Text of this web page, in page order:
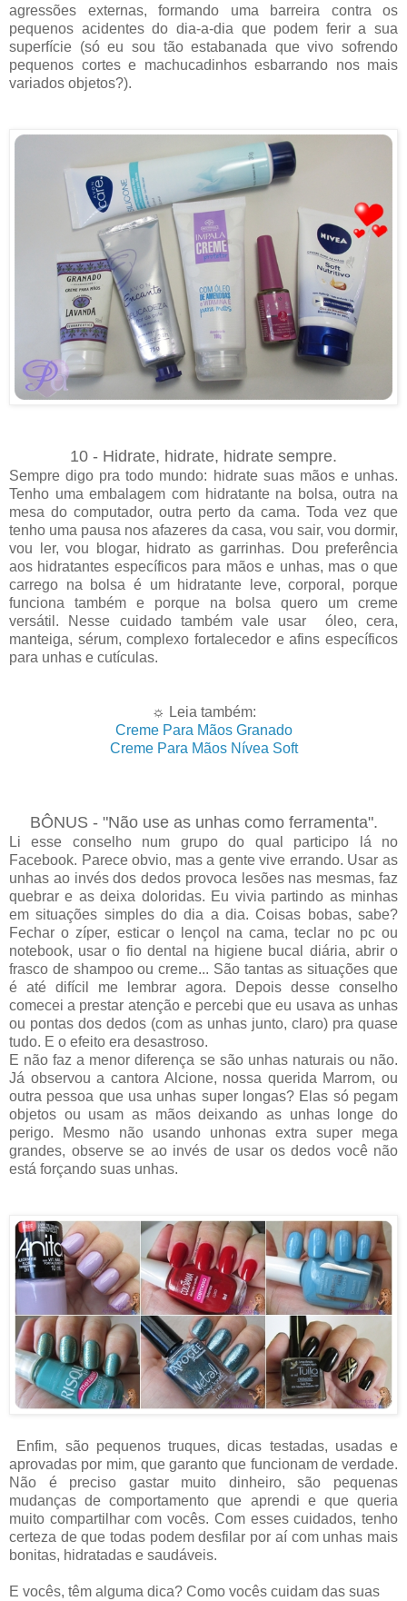
agressões externas, formando uma barreira contra os
pequenos acidentes do dia-a-dia que podem ferir a sua
superfície (só eu sou tão estabanada que vivo sofrendo
pequenos cortes e machucadinhos esbarrando nos mais
variados objetos?).
10 - Hidrate, hidrate, hidrate sempre.
Sempre digo pra todo mundo: hidrate suas mãos e unhas.
Tenho uma embalagem com hidratante na bolsa, outra na
mesa do computador, outra perto da cama. Toda vez que
tenho uma pausa nos afazeres da casa, vou sair, vou dormir,
vou ler, vou blogar, hidrato as garrinhas. Dou preferência
aos hidratantes específicos para mãos e unhas, mas o que
carrego na bolsa é um hidratante leve, corporal, porque
funciona também e porque na bolsa quero um creme
versátil. Nesse cuidado também vale usar óleo, cera,
manteiga, sérum, complexo fortalecedor e afins específicos
para unhas e cutículas.
☼ Leia também:
Creme Para Mãos Granado
Creme Para Mãos Nívea Soft
BÔNUS - "Não use as unhas como ferramenta".
Li esse conselho num grupo do qual participo lá no
Facebook. Parece obvio, mas a gente vive errando. Usar as
unhas ao invés dos dedos provoca lesões nas mesmas, faz
quebrar e as deixa doloridas. Eu vivia partindo as minhas
em situações simples do dia a dia. Coisas bobas, sabe?
Fechar o zíper, esticar o lençol na cama, teclar no pc ou
notebook, usar o fio dental na higiene bucal diária, abrir o
frasco de shampoo ou creme... São tantas as situações que
é até difícil me lembrar agora. Depois desse conselho
comecei a prestar atenção e percebi que eu usava as unhas
ou pontas dos dedos (com as unhas junto, claro) pra quase
tudo. E o efeito era desastroso.
E não faz a menor diferença se são unhas naturais ou não.
Já observou a cantora Alcione, nossa querida Marrom, ou
outra pessoa que usa unhas super longas? Elas só pegam
objetos ou usam as mãos deixando as unhas longe do
perigo. Mesmo não usando unhonas extra super mega
grandes, observe se ao invés de usar os dedos você não
está forçando suas unhas.
Enfim, são pequenos truques, dicas testadas, usadas e
aprovadas por mim, que garanto que funcionam de verdade.
Não é preciso gastar muito dinheiro, são pequenas
mudanças de comportamento que aprendi e que queria
muito compartilhar com vocês. Com esses cuidados, tenho
certeza de que todas podem desfilar por aí com unhas mais
bonitas, hidratadas e saudáveis.
E vocês, têm alguma dica? Como vocês cuidam das suas